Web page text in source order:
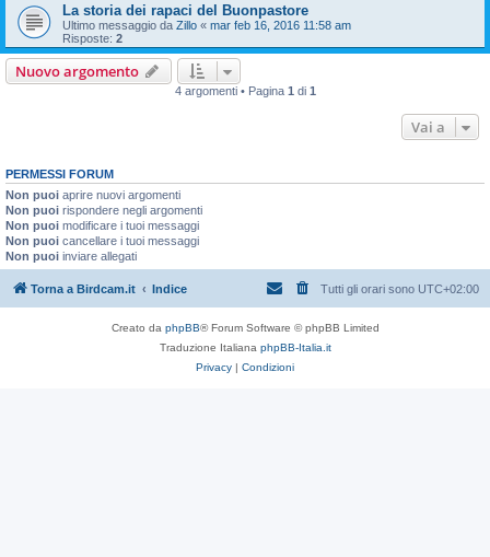
La storia dei rapaci del Buonpastore
Ultimo messaggio da Zillo « mar feb 16, 2016 11:58 am
Risposte: 2
Nuovo argomento
4 argomenti • Pagina 1 di 1
Vai a
PERMESSI FORUM
Non puoi aprire nuovi argomenti
Non puoi rispondere negli argomenti
Non puoi modificare i tuoi messaggi
Non puoi cancellare i tuoi messaggi
Non puoi inviare allegati
Torna a Birdcam.it Indice Tutti gli orari sono UTC+02:00
Creato da phpBB® Forum Software © phpBB Limited
Traduzione Italiana phpBB-Italia.it
Privacy | Condizioni